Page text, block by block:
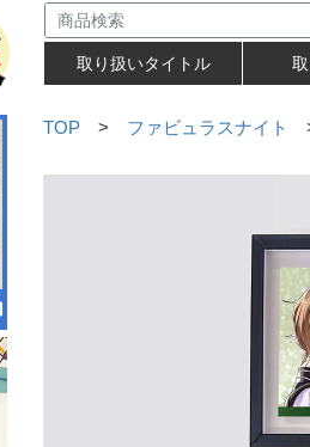
取り扱いタイトル
TOP > ファビュラスナイト